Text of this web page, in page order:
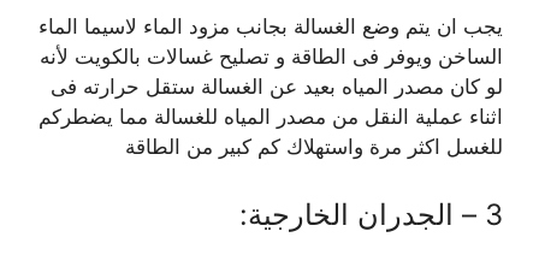
يجب ان يتم وضع الغسالة بجانب مزود الماء لاسيما الماء
الساخن ويوفر فى الطاقة و تصليح غسالات بالكويت لأنه
لو كان مصدر المياه بعيد عن الغسالة ستقل حرارته فى
اثناء عملية النقل من مصدر المياه للغسالة مما يضطركم
للغسل اكثر مرة واستهلاك كم كبير من الطاقة
3 – الجدران الخارجية: